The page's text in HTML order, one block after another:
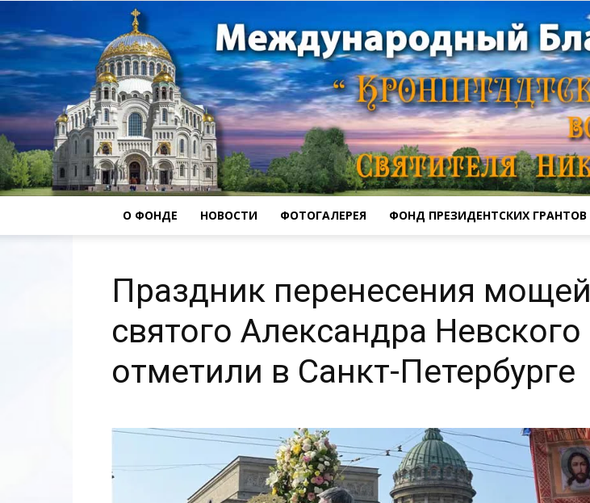
собор
О ФОНДЕ НОВОСТИ ФОТОГАЛЕРЕЯ ФОНД ПРЕЗИДЕНТСКИХ ГРАНТОВ
Праздник перенесения мощей
святого Александра Невского
отметили в Санкт-Петербурге